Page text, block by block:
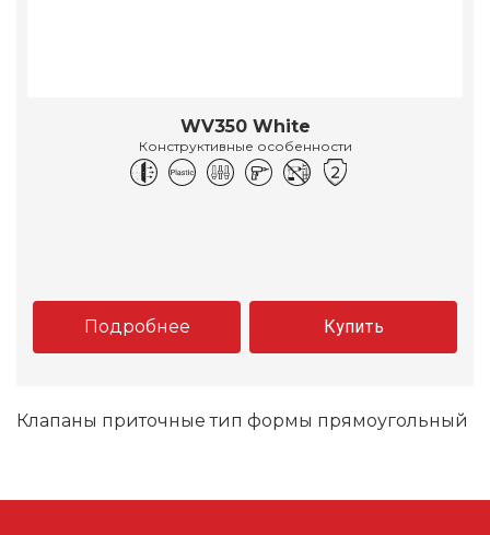
WV350 White
Конструктивные особенности
Подробнее Купить
Клапаны приточные тип формы прямоугольный